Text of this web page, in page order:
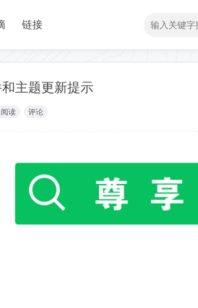
链接
主题更新提示
阅读 评论